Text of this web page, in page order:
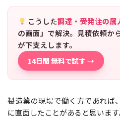
こうした調達・受発注の属
の画面」で解決。見積依頼か
が下支えします。
14日間 無料で試す →
製造業の現場で働く方であれば
に直面したことがあると思います